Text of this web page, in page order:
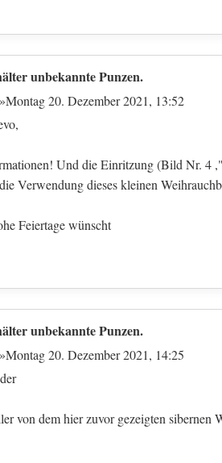
unbekannte Punzen.
Montag 20. Dezember 2021, 13:52
Und die Einritzung (Bild Nr. 4
Verwendung dieses kleinen
Feiertage wünscht
unbekannte Punzen.
Montag 20. Dezember 2021, 14:25
von dem hier zuvor gezeigten sibernen